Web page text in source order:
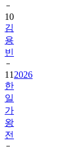
10
김
용
빈
11 2026
한
일
가
왕
전